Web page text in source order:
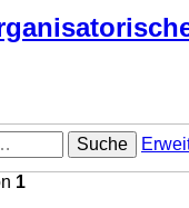
Suche
1